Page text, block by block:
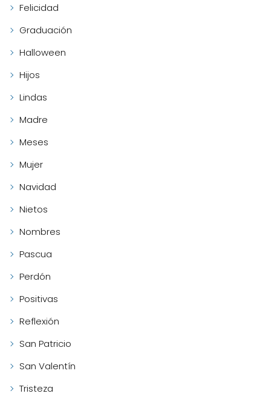
Felicidad
Graduación
Halloween
Hijos
Lindas
Madre
Meses
Mujer
Navidad
Nietos
Nombres
Pascua
Perdón
Positivas
Reflexión
San Patricio
San Valentín
Tristeza